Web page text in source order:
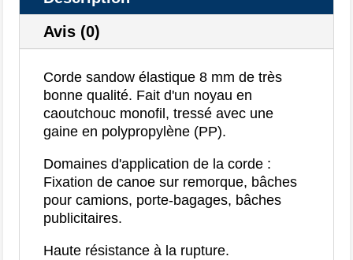
Avis (0)
Corde sandow élastique 8 mm de très
bonne qualité. Fait d'un noyau en
caoutchouc monofil, tressé avec une
gaine en polypropylène (PP).
Domaines d'application de la corde :
Fixation de canoe sur remorque, bâches
pour camions, porte-bagages, bâches
publicitaires.
Haute résistance à la rupture.